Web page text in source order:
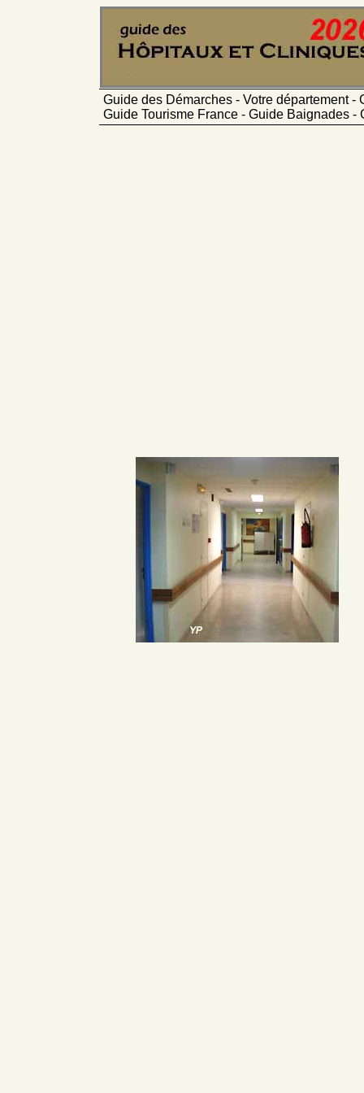
Guide des Démarches - Votre département
Guide Tourisme France - Guide Baignades